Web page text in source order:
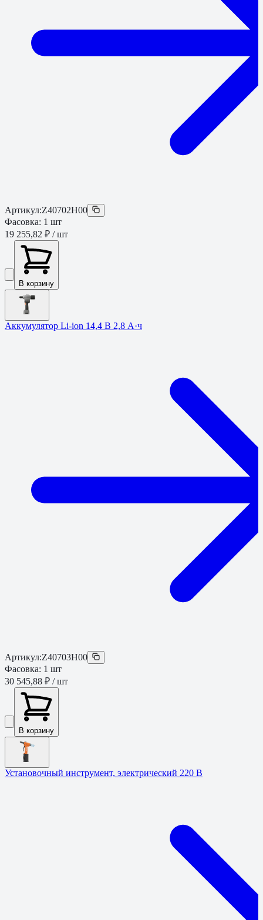
Артикул:Z40702H00
Фасовка: 1 шт
19 255,82 ₽ / шт
В корзину
Аккумулятор Li-ion 14,4 В 2,8 А·ч
Артикул:Z40703H00
Фасовка: 1 шт
30 545,88 ₽ / шт
В корзину
Установочный инструмент, электрический 220 В